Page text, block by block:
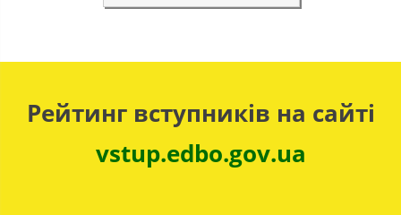
Рейтинг вступників на сайті
vstup.edbo.gov.ua